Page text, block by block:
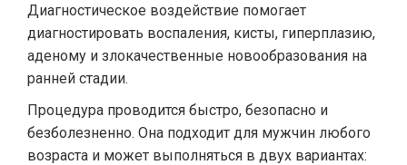
Диагностическое воздействие помогает
диагностировать воспаления, кисты, гиперплазию,
аденому и злокачественные новообразования на
ранней стадии.
Процедура проводится быстро, безопасно и
безболезненно. Она подходит для мужчин любого
возраста и может выполняться в двух вариантах: